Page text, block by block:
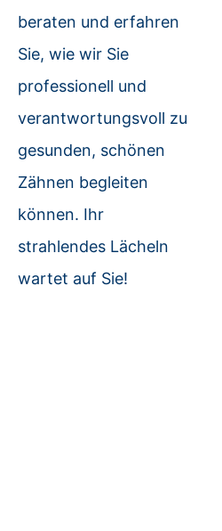
beraten und erfahren
Sie, wie wir Sie
professionell und
verantwortungsvoll zu
gesunden, schönen
Zähnen begleiten
können. Ihr
strahlendes Lächeln
wartet auf Sie!